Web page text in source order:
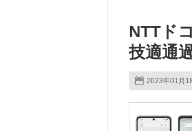
NTTド
技適通
2023年01月